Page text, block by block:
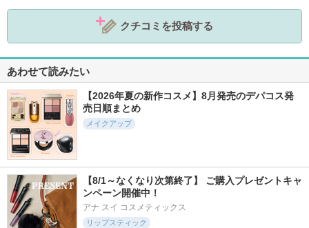
クチコミを投稿する
あわせて読みたい
【2026年夏の新作コスメ】8月発売のデパコス発
売日順まとめ
メイクアップ
【8/1～なくなり次第終了】 ご購入プレゼントキャ
ンペーン開催中！
アナ スイ コスメティックス
リップスティック